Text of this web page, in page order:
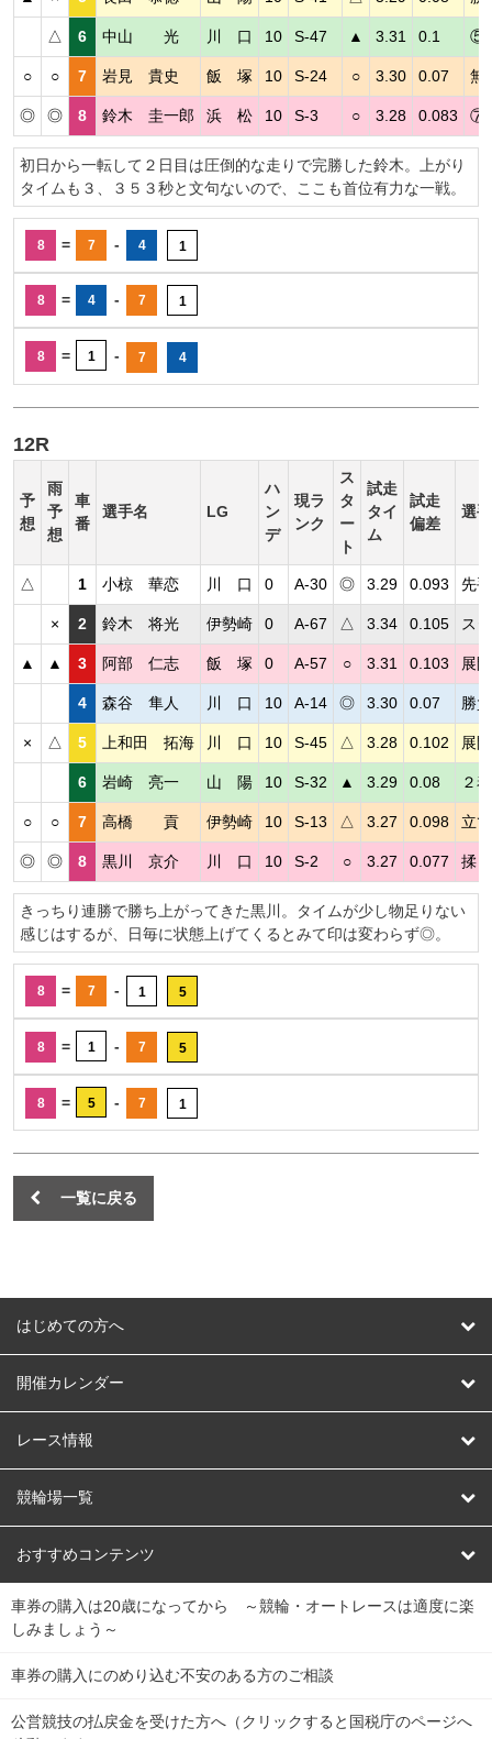
△ 6 中山 光 川 口 10 S-47 ▲ 3.31 0.1 ⑤
○ ○ 7 岩見 貴史 飯 塚 10 S-24 ○ 3.30 0.07 無
◎ ◎ 8 鈴木 圭一郎 浜 松 10 S-3 ○ 3.28 0.083 ⑦
初日から一転して２日目は圧倒的な走りで完勝した鈴木。上がり
タイムも３、３５３秒と文句ないので、ここも首位有力な一戦。
8 = 7 - 4 1
8 = 4 - 7 1
8 = 1 - 7 4
12R
予
想
雨
予
想
車
番
選手名 LG
ハ
ン
デ
現ラ
ンク
ス
タ
ー
ト
試走
タイ
ム
試走
偏差
選
△ 1 小椋 華恋 川 口 0 A-30 ◎ 3.29 0.093 先
× 2 鈴木 将光 伊勢崎 0 A-67 △ 3.34 0.105 ス
▲ ▲ 3 阿部 仁志 飯 塚 0 A-57 ○ 3.31 0.103 展
4 森谷 隼人 川 口 10 A-14 ◎ 3.30 0.07 勝
× △ 5 上和田 拓海 川 口 10 S-45 △ 3.28 0.102 展
6 岩崎 亮一 山 陽 10 S-32 ▲ 3.29 0.08 ２
○ ○ 7 高橋 貢 伊勢崎 10 S-13 △ 3.27 0.098 立
◎ ◎ 8 黒川 京介 川 口 10 S-2 ○ 3.27 0.077 揉
きっちり連勝で勝ち上がってきた黒川。タイムが少し物足りない
感じはするが、日毎に状態上げてくるとみて印は変わらず◎。
8 = 7 - 1 5
8 = 1 - 7 5
8 = 5 - 7 1
一覧に戻る
はじめての方へ
はじめての方へ
開催カレンダー
競輪
オートレース
競輪くじ
Dokanto!
チャリロトプラザ
レース情報
レース予想
レース結果
キャリーオーバー一覧
競輪場一覧
北日本 函館競輪場
関
東
弥彦競輪場 前橋競輪場 取手競輪場 宇都宮競輪場
関
おすすめコンテンツ
競輪選手情報
Perfecta Navi
netkeirin
車券の購入は20歳になってから ～競輪・オートレースは適度に楽
しみましょう～
車券の購入にのめり込む不安のある方のご相談
公営競技の払戻金を受けた方へ（クリックすると国税庁のページへ